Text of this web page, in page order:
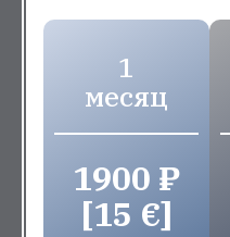
1
месяц
1900 ₽
[15 €]